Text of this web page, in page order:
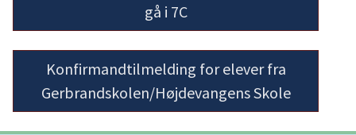
gå i 7C
Konfirmandtilmelding for elever fra
Gerbrandskolen/Højdevangens Skole